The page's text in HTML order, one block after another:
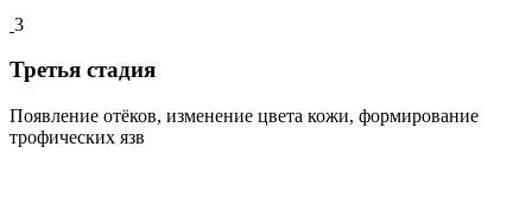
3
Третья стадия
Появление отёков, изменение цвета кожи, формирование
трофических язв